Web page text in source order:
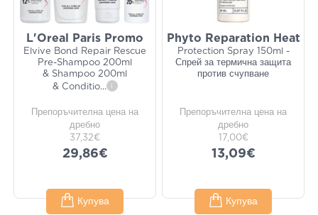
L'Oreal Paris Promo
Elvive Bond Repair Rescue
Pre-Shampoo 200ml
& Shampoo 200ml
& Conditio... i
Препоръчителна цена на
дребно
37,32€
29,86€
Купува
Phyto Reparation Heat
Protection Spray 150ml -
Спрей за термична защита
против счупване
Препоръчителна цена на
дребно
17,00€
13,09€
Купува